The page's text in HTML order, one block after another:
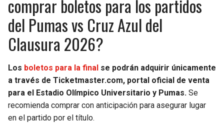
comprar boletos para los partidos
del Pumas vs Cruz Azul del
Clausura 2026?
Los boletos para la final se podrán adquirir únicamente
a través de Ticketmaster.com, portal oficial de venta
para el Estadio Olímpico Universitario y Pumas. Se
recomienda comprar con anticipación para asegurar lugar
en el partido por el título.